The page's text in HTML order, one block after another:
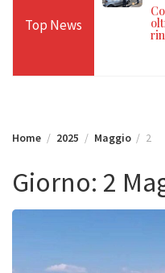
Top News
salvato dai
Home 2025 Maggio 2
Giorno: 2